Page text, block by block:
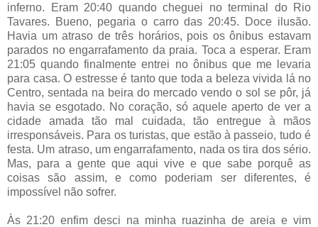
inferno. Eram 20:40 quando cheguei no terminal do Rio
Tavares. Bueno, pegaria o carro das 20:45. Doce ilusão.
Havia um atraso de três horários, pois os ônibus estavam
parados no engarrafamento da praia. Toca a esperar. Eram
21:05 quando finalmente entrei no ônibus que me levaria
para casa. O estresse é tanto que toda a beleza vivida lá no
Centro, sentada na beira do mercado vendo o sol se pôr, já
havia se esgotado. No coração, só aquele aperto de ver a
cidade amada tão mal cuidada, tão entregue à mãos
irresponsáveis. Para os turistas, que estão à passeio, tudo é
festa. Um atraso, um engarrafamento, nada os tira dos sério.
Mas, para a gente que aqui vive e que sabe porquê as
coisas são assim, e como poderiam ser diferentes, é
impossível não sofrer.
Às 21:20 enfim desci na minha ruazinha de areia e vim